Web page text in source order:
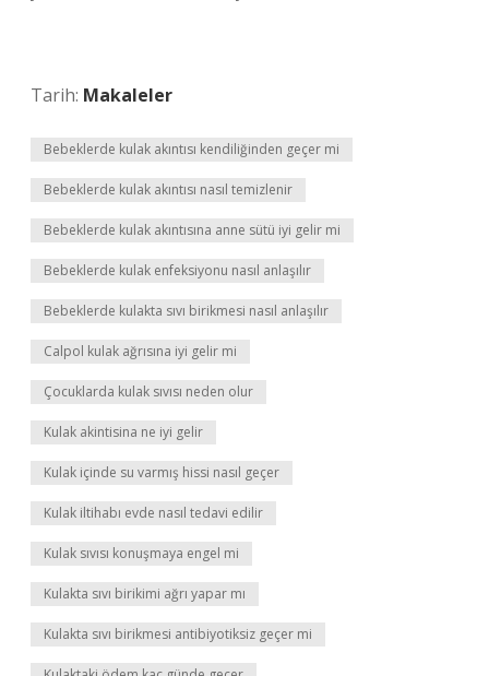
Tarih: Makaleler
Bebeklerde kulak akıntısı kendiliğinden geçer mi
Bebeklerde kulak akıntısı nasıl temizlenir
Bebeklerde kulak akıntısına anne sütü iyi gelir mi
Bebeklerde kulak enfeksiyonu nasıl anlaşılır
Bebeklerde kulakta sıvı birikmesi nasıl anlaşılır
Calpol kulak ağrısına iyi gelir mi
Çocuklarda kulak sıvısı neden olur
Kulak akintisina ne iyi gelir
Kulak içinde su varmış hissi nasıl geçer
Kulak iltihabı evde nasıl tedavi edilir
Kulak sıvısı konuşmaya engel mi
Kulakta sıvı birikimi ağrı yapar mı
Kulakta sıvı birikmesi antibiyotiksiz geçer mi